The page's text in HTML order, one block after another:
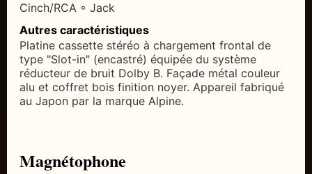
Cinch/RCA ◦ Jack
Autres caractéristiques
Platine cassette stéréo à chargement frontal de
type "Slot-in" (encastré) équipée du système
réducteur de bruit Dolby B. Façade métal couleur
alu et coffret bois finition noyer. Appareil fabriqué
au Japon par la marque Alpine.
Magnétophone